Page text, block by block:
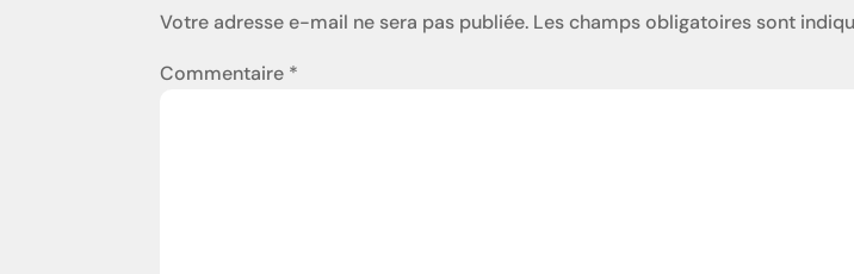
Votre adresse e-mail ne sera pas publiée. Les champs obligatoires sont
Commentaire *